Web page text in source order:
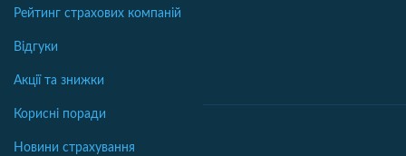
Рейтинг страхових компаній
Відгуки
Акції та знижки
Корисні поради
Новини страхування